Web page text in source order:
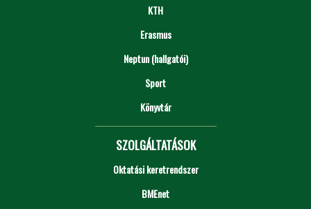
KTH
Erasmus
Neptun (hallgatói)
Sport
Könyvtár
SZOLGÁLTATÁSOK
Oktatási keretrendszer
BMEnet